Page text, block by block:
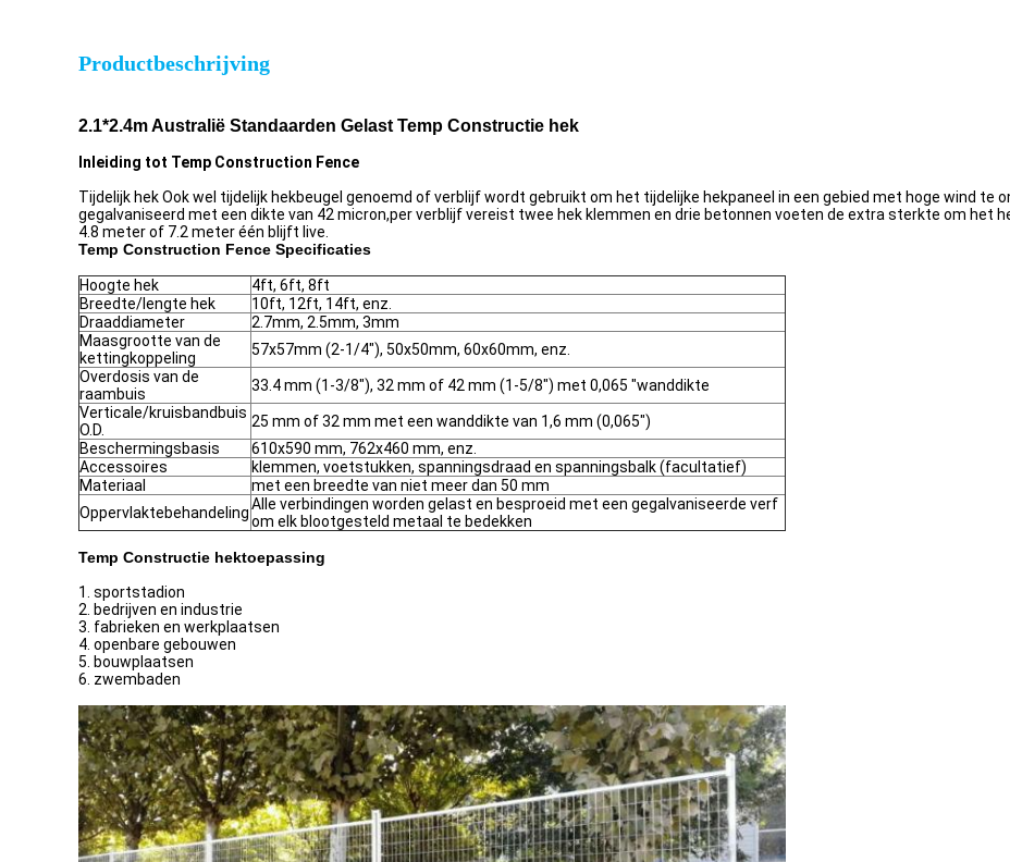
Productbeschrijving
2.1*2.4m Australië Standaarden Gelast Temp Constructie hek
Inleiding tot Temp Construction Fence
Tijdelijk hek Ook wel tijdelijk hekbeugel genoemd of verblijf wordt gebruikt om het tijdelijke hekpaneel in een gebied met hoge wind te
gegalvaniseerd met een dikte van 42 micron,per verblijf vereist twee hek klemmen en drie betonnen voeten de extra sterkte om het
4.8 meter of 7.2 meter één blijft live.
Temp Construction Fence Specificaties
Hoogte hek
4ft, 6ft, 8ft
Breedte/lengte hek
10ft, 12ft, 14ft, enz.
Draaddiameter
2.7mm, 2.5mm, 3mm
Maasgrootte van de
kettingkoppeling
57x57mm (2-1/4"), 50x50mm, 60x60mm, enz.
Overdosis van de
raambuis
33.4 mm (1-3/8"), 32 mm of 42 mm (1-5/8") met 0,065 "wanddikte
Verticale/kruisbandbuis
O.D.
25 mm of 32 mm met een wanddikte van 1,6 mm (0,065")
Beschermingsbasis
610x590 mm, 762x460 mm, enz.
Accessoires
klemmen, voetstukken, spanningsdraad en spanningsbalk (facultatief)
Materiaal
met een breedte van niet meer dan 50 mm
OppervlaktebehandelingAlle verbindingen worden gelast en besproeid met een gegalvaniseerde verf
om elk blootgesteld metaal te bedekken
Temp Constructie hektoepassing
1. sportstadion
2. bedrijven en industrie
3. fabrieken en werkplaatsen
4. openbare gebouwen
5. bouwplaatsen
6. zwembaden